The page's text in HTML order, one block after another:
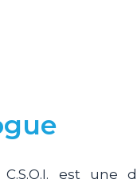
est une